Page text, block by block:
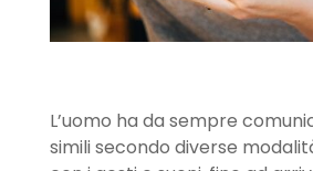
L’uomo ha da sempre
simili secondo diverse